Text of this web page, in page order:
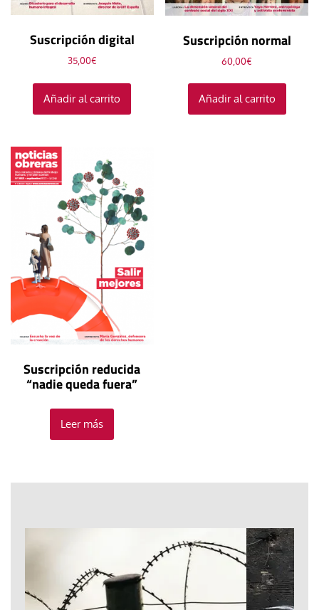
Suscripción digital
35,00€
Añadir al carrito
Suscripción normal
60,00€
Añadir al carrito
Suscripción reducida
“nadie queda fuera”
Leer más